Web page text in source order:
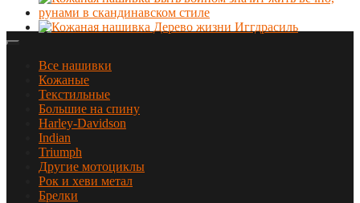
Все нашивки
Кожаные
Текстильные
Большие на спину
Harley-Davidson
Indian
Triumph
Другие мотоциклы
Рок и хеви метал
Брелки